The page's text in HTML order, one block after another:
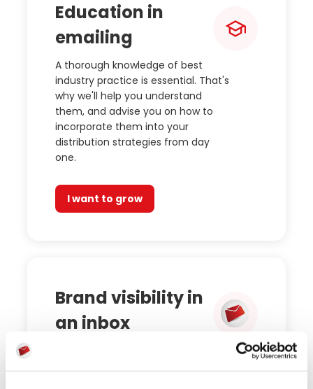
Education in
emailing
A thorough knowledge of best
industry practice is essential. That's
why we'll help you understand
them, and advise you on how to
incorporate them into your
distribution strategies from day
one.
I want to grow
Brand visibility in
an inbox